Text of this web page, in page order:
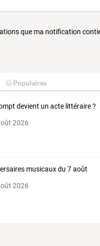
que ma notification
Populaires
devient un acte littéraire ?
2026
musicaux du 7 août
2026